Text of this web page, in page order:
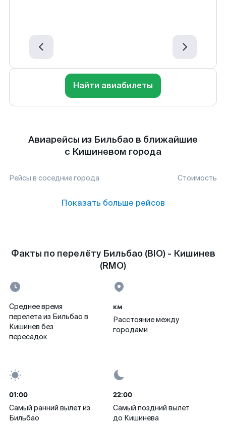
Найти авиабилеты
Авиарейсы из Бильбао в ближайшие
с Кишиневом города
Рейсы в соседние города Стоимость
Показать больше рейсов
Факты по перелёту Бильбао (BIO) - Кишинев
(RMO)
Среднее время
перелета из Бильбао в
Кишинев без
пересадок
км
Расстояние между
городами
01:00
Самый ранний вылет из
Бильбао
22:00
Самый поздний вылет
до Кишинева